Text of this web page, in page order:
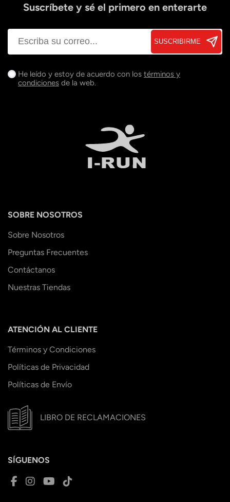
Suscríbete y sé el primero en enterarte
SUSCRIBIRME
He leído y estoy de acuerdo con los términos y
condiciones de la web.
SOBRE NOSOTROS
Sobre Nosotros
Preguntas Frecuentes
Contáctanos
Nuestras Tiendas
ATENCIÓN AL CLIENTE
Términos y Condiciones
Políticas de Privacidad
Políticas de Envío
LIBRO DE RECLAMACIONES
SÍGUENOS